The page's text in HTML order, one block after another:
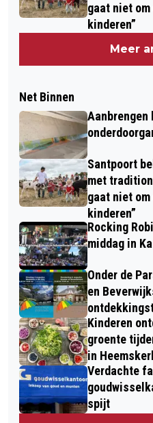
gaat niet
kinderen”
Meer
Net Binnen
Santpoort
met
gaat niet
kinderen”
Rocking
middag in
Onder de
en
Kinderen
groente
in
Verdachte
spijt